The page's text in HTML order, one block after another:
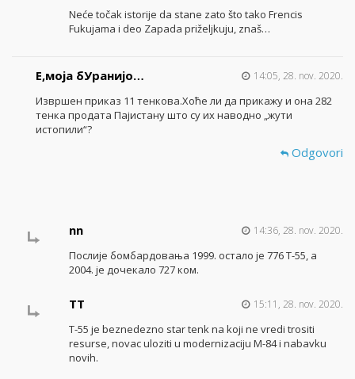
Neće točak istorije da stane zato što tako Frencis
Fukujama i deo Zapada priželjkuju, znaš…
Е,моја бУранијо… 14:05, 28. nov. 2020.
Извршен приказ 11 тенкова.Хоће ли да прикажу и она 282
тенка продата Пајистану што су их наводно „жути
истопили“?
Odgovori
nn 14:36, 28. nov. 2020.
Послије бомбардовања 1999. остало је 776 Т-55, а
2004. је дочекало 727 ком.
TT 15:11, 28. nov. 2020.
T-55 je beznedezno star tenk na koji ne vredi trositi
resurse, novac uloziti u modernizaciju M-84 i nabavku
novih.